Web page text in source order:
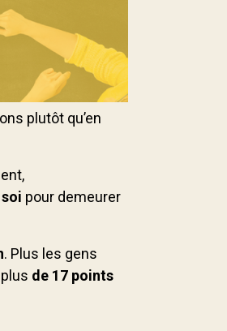
plutôt qu’en
pour demeurer
. Plus les gens
de 17 points